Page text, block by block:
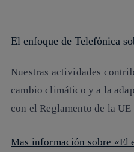
El enfoque de Telefónica
Nuestras actividades
cambio climático y a la
con el Reglamento de la
Mas información sobre «El